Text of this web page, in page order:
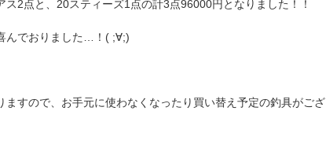
2点と、20スティーズ1点の計3点96000円となりました！！
んでおりました…！( ;∀;)
すので、お手元に使わなくなったり買い替え予定の釣具がござ